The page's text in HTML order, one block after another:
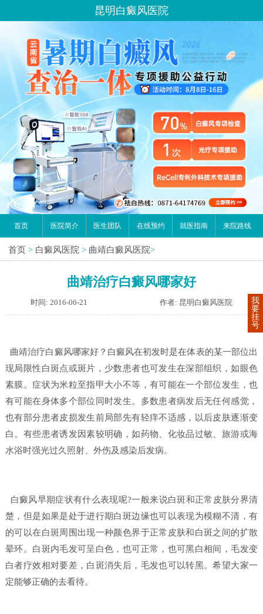
昆明白癜风医院
首页 医院简介 医生团队 在线预约 就医指南 来院路线
首页 > 白癜风医院 > 曲靖白癜风医院>
曲靖治疗白癜风哪家好
时间: 2016-06-21 作者: 昆明白癜风医院
曲靖治疗白癜风哪家好？ 白癜风在初发时是在体表的某一部位出
现局限性白斑点或斑片，少数患者也可发生在深部组织，如眼色
素膜。症状为米粒至指甲大小不等，有可能在一个部位发生，也
有可能在身体多个部位同时发生。多数患者病发后无任何感觉，
也有部分患者皮损发生前局部先有轻痒不适感，以后皮肤逐渐变
白。有些患者诱发因素较明确，如药物、化妆品过敏、旅游或海
水浴时强光过久照射、外伤及感染后发病。
白癜风早期症状有什么表现呢?一般来说白斑和正常皮肤分界清
楚，但是如果是处于进行期白斑边缘也可以表现为模糊不清，有
的可以在白斑周围出现一种颜色界于正常皮肤和白斑之间的扩散
晕环。白斑内毛发可呈白色，也可正常，也可黑白相间，毛发变
白者疗效相对要差，白斑消失后，毛发也可以转黑。希望大家一
定能够正确的去看待。
我
要
挂
号